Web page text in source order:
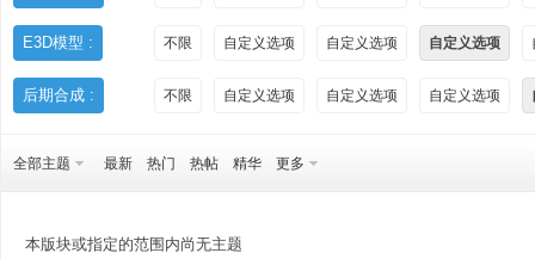
E3D模型 : 不限 自定义选项 自定义选项 自定义选项
后期合成 : 不限 自定义选项 自定义选项 自定义选项
全部主题 最新 热门 热帖 精华 更多
本版块或指定的范围内尚无主题